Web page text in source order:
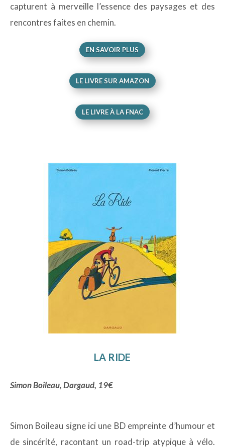
capturent à merveille l’essence des paysages et des
rencontres faites en chemin.
EN SAVOIR PLUS
LE LIVRE SUR AMAZON
LE LIVRE À LA FNAC
LA RIDE
Simon Boileau, Dargaud, 19€
Simon Boileau signe ici une BD empreinte d’humour et
de sincérité, racontant un road-trip atypique à vélo.